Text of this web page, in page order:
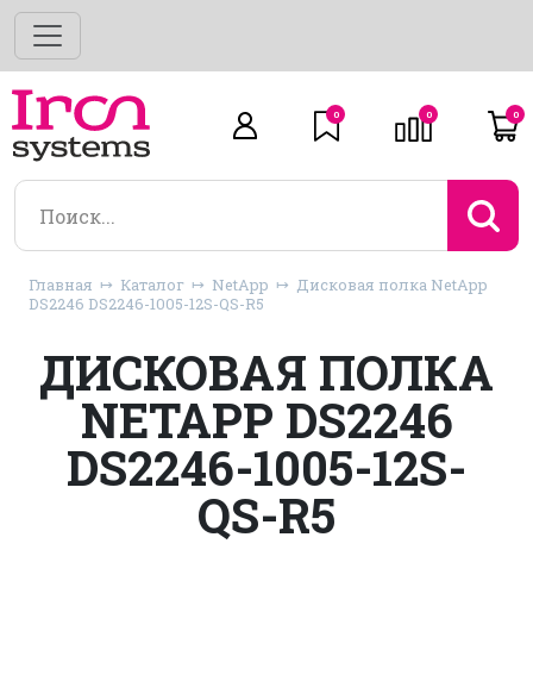
0 0 0
Главная Каталог NetApp
Дисковая полка NetApp
DS2246 DS2246-1005-12S-QS-R5
ДИСКОВАЯ ПОЛКА
NETAPP DS2246
DS2246-1005-12S-
QS-R5